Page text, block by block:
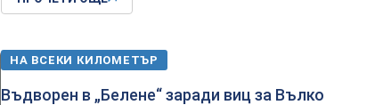
НА ВСЕКИ КИЛОМЕТЪР
Въдворен в „Белене“ заради виц за Вълко